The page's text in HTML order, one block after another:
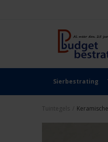
Sierbestrating
Tuintegels